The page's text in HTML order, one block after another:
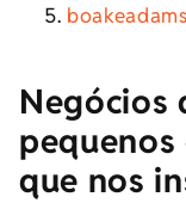
Negócios
que nos